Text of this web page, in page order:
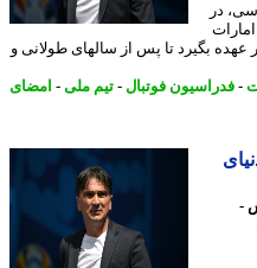
در
بگیرد تا پس از سالهای طولانی و
فوتبال-تیم ملی -امضای